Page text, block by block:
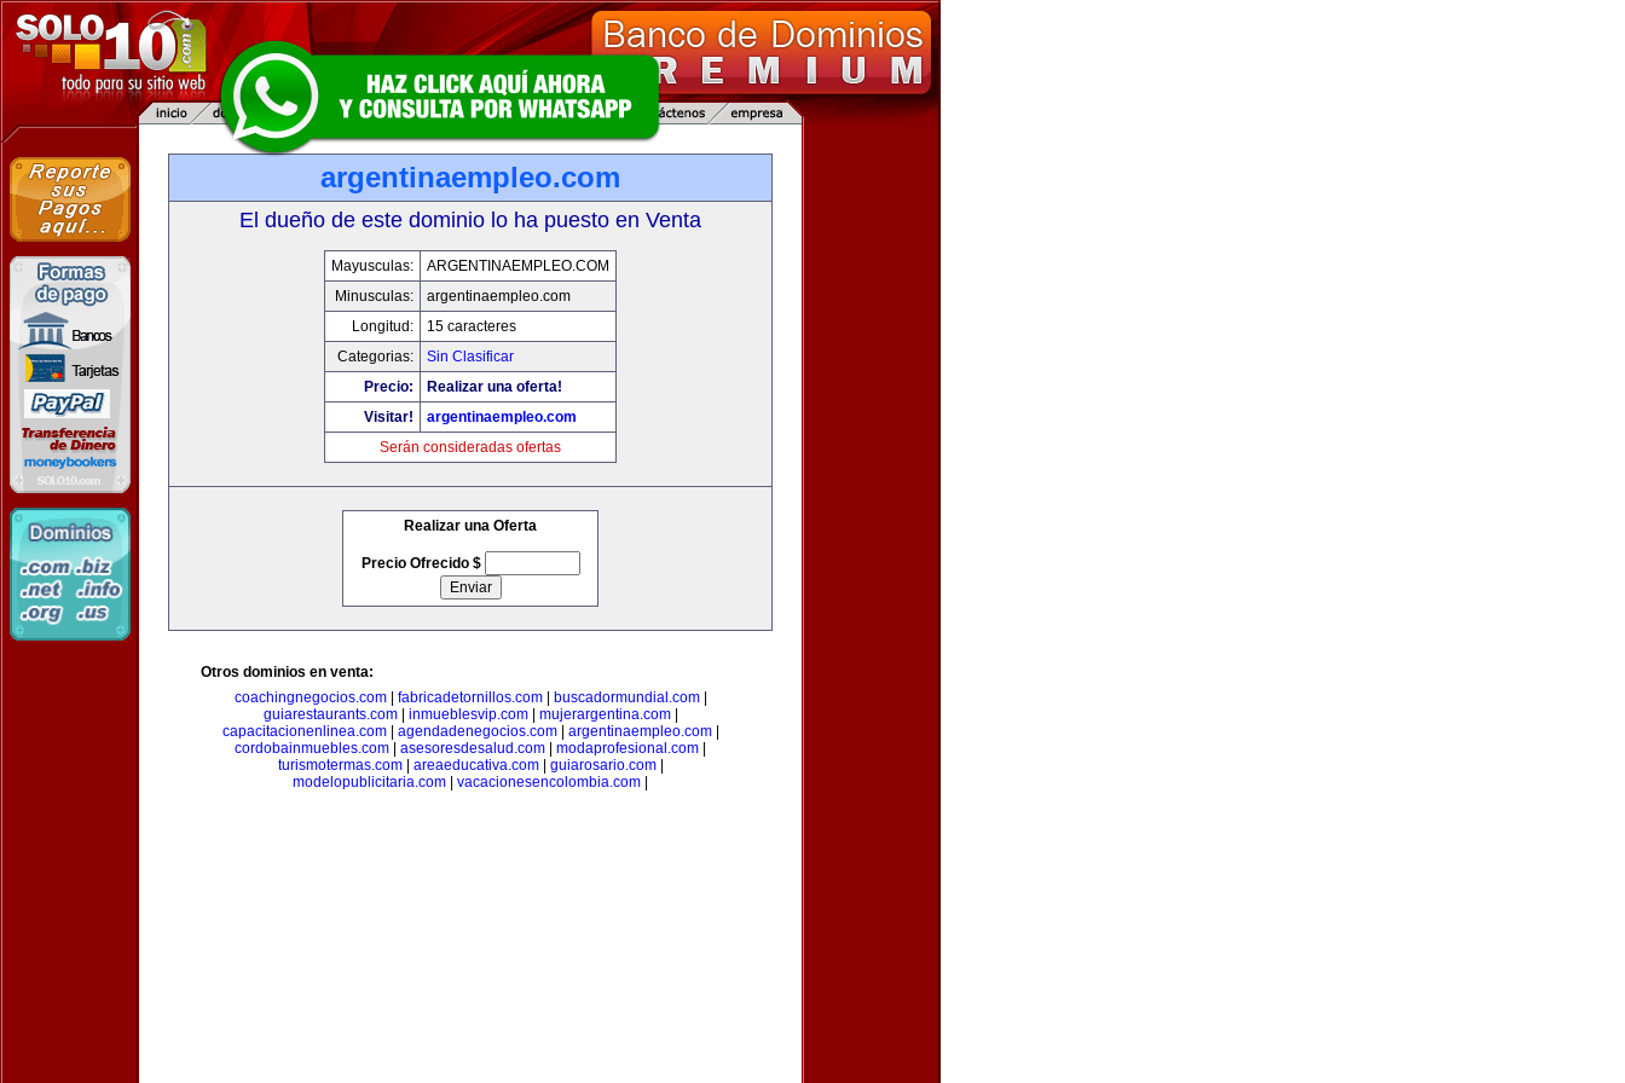
argentinaempleo.com
El dueño de este dominio lo ha puesto en Venta
Mayusculas:
ARGENTINAEMPLEO.COM
Minusculas:
argentinaempleo.com
Longitud:
15 caracteres
Categorias:
Sin Clasificar
Precio:
Realizar una oferta!
Visitar!
argentinaempleo.com
Serán consideradas ofertas
Realizar una Oferta
Precio Ofrecido $
Otros dominios en venta:
coachingnegocios.com| fabricadetornillos.com| buscadormundial.com|
guiarestaurants.com| inmueblesvip.com| mujerargentina.com|
capacitacionenlinea.com| agendadenegocios.com| argentinaempleo.com|
cordobainmuebles.com
asesoresdesalud.com modaprofesional.com
turismotermas.com| areaeducativa.com| guiarosario.com|
modelopublicitaria.com
vacacionesencolombia.com